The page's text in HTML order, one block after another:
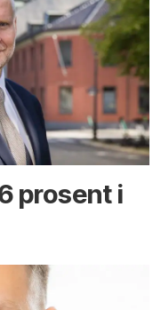
prosent i